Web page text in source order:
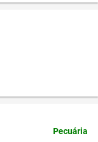
Pecuária